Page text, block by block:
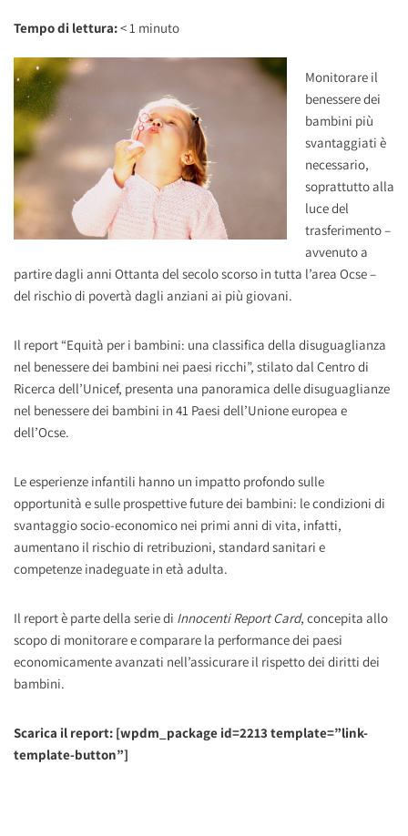
Tempo di lettura:< 1 minuto
Monitorare il
benessere dei
bambini più
svantaggiati è
necessario,
soprattutto alla
luce del
trasferimento –
avvenuto a
partire dagli anni Ottanta del secolo scorso in tutta l’area Ocse –
del rischio di povertà dagli anziani ai più giovani.
Il report “Equità per i bambini: una classifica della disuguaglianza
nel benessere dei bambini nei paesi ricchi”, stilato dal Centro di
Ricerca dell’Unicef, presenta una panoramica delle disuguaglianze
nel benessere dei bambini in 41 Paesi dell’Unione europea e
dell’Ocse.
Le esperienze infantili hanno un impatto profondo sulle
opportunità e sulle prospettive future dei bambini: le condizioni di
svantaggio socio-economico nei primi anni di vita, infatti,
aumentano il rischio di retribuzioni, standard sanitari e
competenze inadeguate in età adulta.
Il report è parte della serie di Innocenti Report Card, concepita allo
scopo di monitorare e comparare la performance dei paesi
economicamente avanzati nell’assicurare il rispetto dei diritti dei
bambini.
Scarica il report: [wpdm_package id=2213 template=”link-
template-button”]